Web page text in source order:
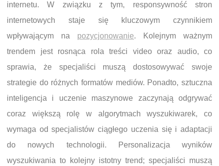
internetu. W związku z tym, responsywność stron
internetowych staje się kluczowym czynnikiem
wpływającym na pozycjonowanie. Kolejnym ważnym
trendem jest rosnąca rola treści video oraz audio, co
sprawia, że specjaliści muszą dostosowywać swoje
strategie do różnych formatów mediów. Ponadto, sztuczna
inteligencja i uczenie maszynowe zaczynają odgrywać
coraz większą rolę w algorytmach wyszukiwarek, co
wymaga od specjalistów ciągłego uczenia się i adaptacji
do nowych technologii. Personalizacja wyników
wyszukiwania to kolejny istotny trend; specjaliści muszą